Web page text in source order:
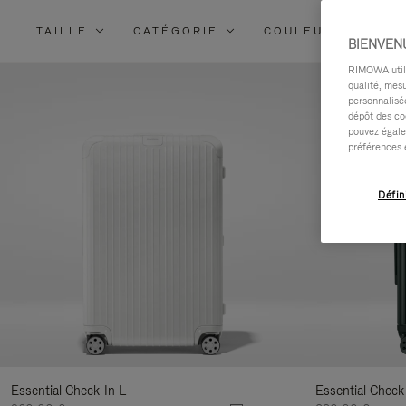
TAILLE CATÉGORIE COULEURS
Essential Check-In L
Essential
RIMOWA
qualité,
dépôt des
pouvez
préférences